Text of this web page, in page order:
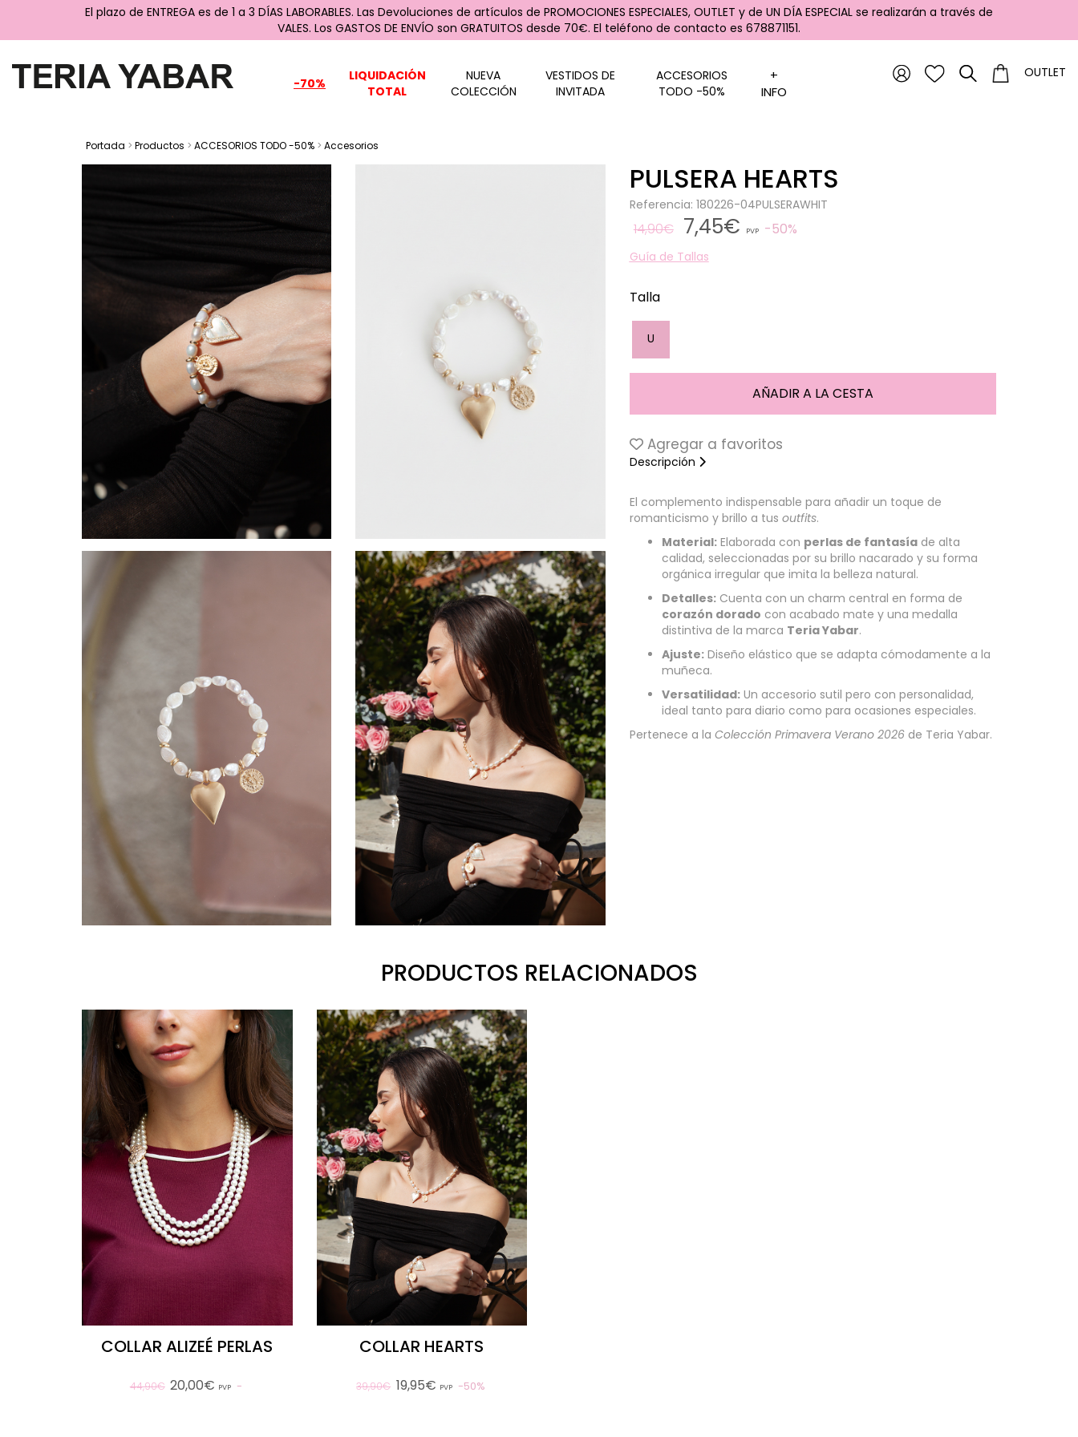
El plazo de ENTREGA es de 1 a 3 DÍAS LABORABLES. Las Devoluciones de artículos de PROMOCIONES ESPECIALES, OUTLET y de UN DÍA ESPECIAL se realizarán a través de
VALES. Los GASTOS DE ENVÍO son GRATUITOS desde 70€. El teléfono de contacto es 678871151.
OUTLET
-70%
LIQUIDACIÓN
TOTAL
NUEVA
COLECCIÓN
VESTIDOS DE
INVITADA
ACCESORIOS
TODO -50%
+
INFO
Portada > Productos > ACCESORIOS TODO -50% > Accesorios
PULSERA HEARTS
Referencia: 180226-04PULSERAWHIT
14,90€ 7,45€ PVP 50%
Guía de Tallas
Talla
U
Agregar a favoritos
Descripción
El complemento indispensable para añadir un toque de
romanticismo y brillo a tus outfits.
Material:Elaborada con perlas de fantasíade alta
calidad, seleccionadas por su brillo nacarado y su forma
orgánica irregular que imita la belleza natural.
Detalles:Cuenta con un charm central en forma de
corazón dorado con acabado mate y una medalla
distintiva de la marca Teria Yabar.
Ajuste:Diseño elástico que se adapta cómodamente a la
muñeca.
Versatilidad:Un accesorio sutil pero con personalidad,
ideal tanto para diario como para ocasiones especiales.
Pertenece a la Colección Primavera Verano 2026de Teria Yabar.
PRODUCTOS RELACIONADOS
COLLAR ALIZEÉ PERLAS
44,90€ 20,00€ PVP
COLLAR HEARTS
39,90€ 19,95€ PVP 50%